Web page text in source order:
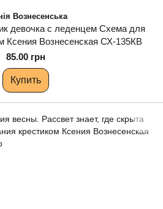
Вознесенська
девочка с леденцем Схема для
Ксения Вознесенская СХ-135КВ
85.00 грн
Купить